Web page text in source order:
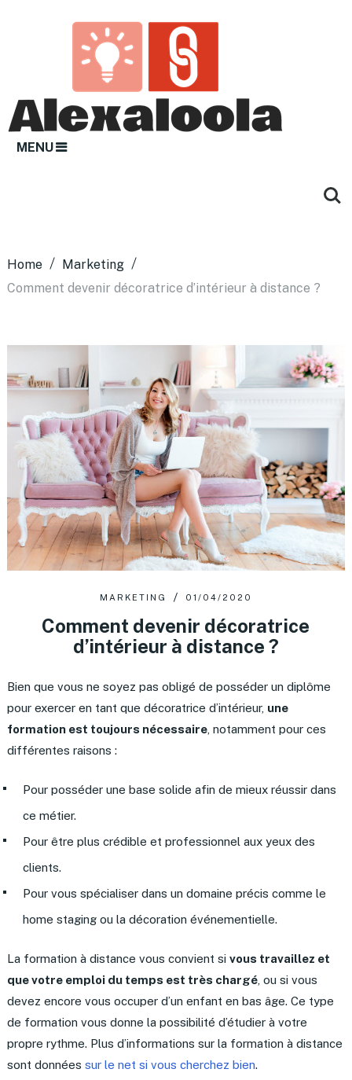
MENU
Home
Marketing
Comment devenir décoratrice d’intérieur à distance ?
MARKETING 01/04/2020
Comment devenir décoratrice
d’intérieur à distance ?
Bien que vous ne soyez pas obligé de posséder un diplôme
pour exercer en tant que décoratrice d’intérieur, une
formation est toujours nécessaire, notamment pour ces
différentes raisons :
Pour posséder une base solide afin de mieux réussir dans
ce métier.
Pour être plus crédible et professionnel aux yeux des
clients.
Pour vous spécialiser dans un domaine précis comme le
home staging ou la décoration événementielle.
La formation à distance vous convient si vous travaillez et
que votre emploi du temps est très chargé, ou si vous
devez encore vous occuper d’un enfant en bas âge. Ce type
de formation vous donne la possibilité d’étudier à votre
propre rythme. Plus d’informations sur la formation à distance
sont données sur le net si vous cherchez bien.